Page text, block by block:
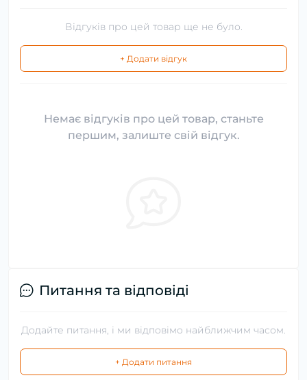
Відгуків про цей товар ще не було.
+ Додати відгук
Немає відгуків про цей товар, станьте
першим, залиште свій відгук.
Питання та відповіді
Додайте питання, і ми відповімо найближчим часом.
+ Додати питання